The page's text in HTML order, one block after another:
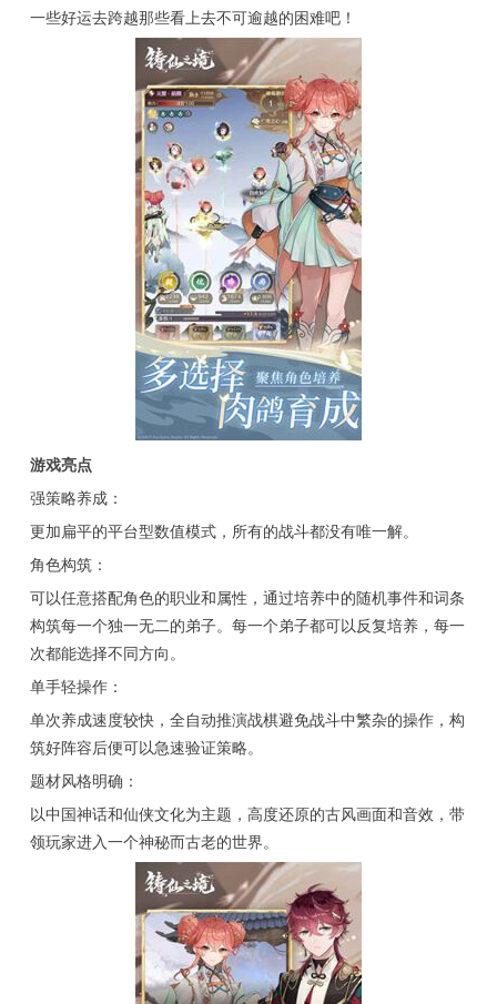
一些好运去跨越那些看上去不可逾越的困难吧！
游戏亮点
强策略养成：
更加扁平的平台型数值模式，所有的战斗都没有唯一解。
角色构筑：
可以任意搭配角色的职业和属性，通过培养中的随机事件和词条
构筑每一个独一无二的弟子。每一个弟子都可以反复培养，每一
次都能选择不同方向。
单手轻操作：
单次养成速度较快，全自动推演战棋避免战斗中繁杂的操作，构
筑好阵容后便可以急速验证策略。
题材风格明确：
以中国神话和仙侠文化为主题，高度还原的古风画面和音效，带
领玩家进入一个神秘而古老的世界。